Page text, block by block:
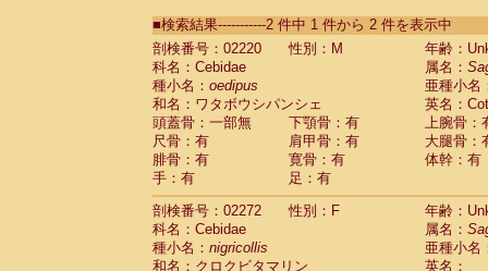
CebidaeSaguinus labiatus(0)
Cebidae Saguinus leucopus (0)
Cebidae
Cebidae
CebidaeSaguinus nigricollis (1)
Cebidae Saguinus oedipus
Cebidae Saguinus weddelli
Cebidae Saguinusspp.
Cebidae Aotus trivirgatus
Cebidae Cebus albifrons
Cebidae
CebidaeCebus capucinus
CebidaeCebus nigrivittatus
■検索結果-----------2 件中 1 件から 2 件を表示中
剖検番号：02220
性別：M
年齢：
科名：Cebidae
属名：
種小名： oedipus
亜種小名
和名：ワタボウシパンシェ
英名：
頭蓋骨：一部無
下顎骨：有
上腕骨：
尺骨：有
肩甲骨：有
大腿骨：
腓骨：有
寛骨：有
体幹：有
手：有
足：有
剖検番号：02272
性別：F
年齢：
科名：Cebidae
属名：
種小名： nigricollis
亜種小名
和名：クロクビタマリン
英名：